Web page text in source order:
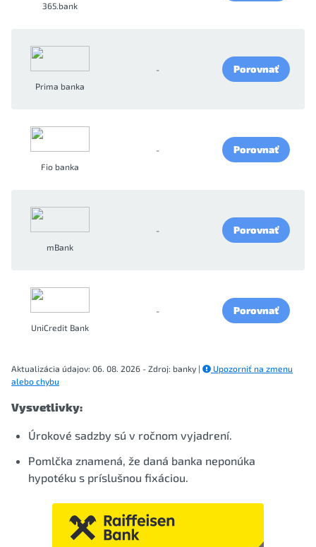
365.bank
Prima banka
- Porovnať
Fio banka
- Porovnať
mBank
- Porovnať
UniCredit Bank
- Porovnať
Aktualizácia údajov: 06. 08. 2026 - Zdroj: banky |
Upozorniť na zmenu
alebo chybu
Vysvetlivky:
Úrokové sadzby sú v ročnom vyjadrení.
Pomlčka znamená, že daná banka neponúka
hypotéku s príslušnou fixáciou.